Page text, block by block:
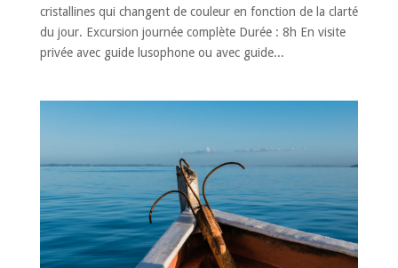
cristallines qui changent de couleur en fonction de la clarté
du jour. Excursion journée complète Durée : 8h En visite
privée avec guide lusophone ou avec guide...